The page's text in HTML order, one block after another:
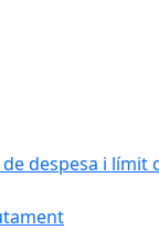
despesa i límit